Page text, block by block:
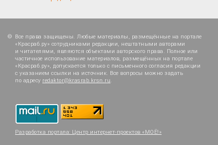
Все права защищены. Любые материалы, размещённые на портале
«Красраб.ру» сотрудниками редакции, нештатными авторами
и читателями, являются объектами авторского права. Полное или
частичное использование материалов, размещённых на портале
«Красраб.ру», допускается только с письменного согласия редакции
с указанием ссылки на источник. Все вопросы можно задать
по адресу redaktor@krasrab.krsn.ru.
Разработка портала: Центр интернет-проектов «МОЁ!»